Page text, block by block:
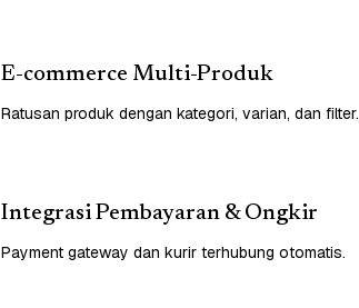
E-commerce Multi-Produk
Ratusan produk dengan kategori, varian, dan filter.
Integrasi Pembayaran & Ongkir
Payment gateway dan kurir terhubung otomatis.